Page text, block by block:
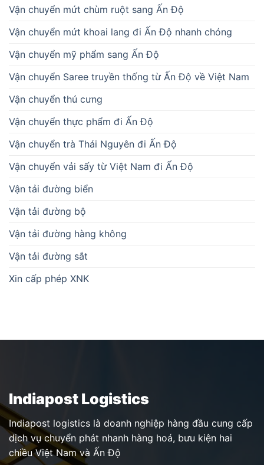
Vận chuyển mứt chùm ruột sang Ấn Độ
Vận chuyển mứt khoai lang đi Ấn Độ nhanh chóng
Vận chuyển mỹ phẩm sang Ấn Độ
Vận chuyển Saree truyền thống từ Ấn Độ về Việt Nam
Vận chuyển thú cưng
Vận chuyển thực phẩm đi Ấn Độ
Vận chuyển trà Thái Nguyên đi Ấn Độ
Vận chuyển vải sấy từ Việt Nam đi Ấn Độ
Vận tải đường biển
Vận tải đường bộ
Vận tải đường hàng không
Vận tải đường sắt
Xin cấp phép XNK
Indiapost Logistics
Indiapost logistics là doanh nghiệp hàng đầu cung cấp
dịch vụ chuyển phát nhanh hàng hoá, bưu kiện hai
chiều Việt Nam và Ấn Độ